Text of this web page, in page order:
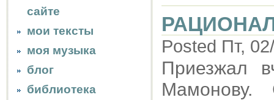
сайте
мои тексты
моя музыка
блог
библиотека
Posted Пт,
Приезжал
Мамонову.